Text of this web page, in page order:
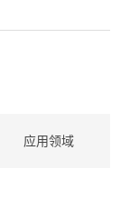
应用领域